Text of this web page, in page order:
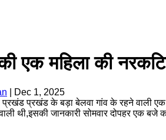
एक महिला की
Dec 1, 2025
प्रखंड के बड़ा बेलवा गांव के रहने वाली
थी,इसकी जानकारी सोमवार दोपहर एक बजे